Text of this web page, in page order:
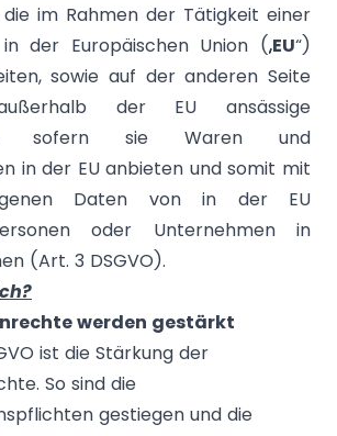
im Rahmen der Tätigkeit einer
in der Europäischen Union („EU“)
sowie auf der anderen Seite
der EU ansässige
sofern sie Waren und
in der EU anbieten und somit mit
Daten von in der EU
oder Unternehmen in
(Art. 3 DSGVO).
werden gestärkt
ist die Stärkung der
So sind die
gestiegen und die